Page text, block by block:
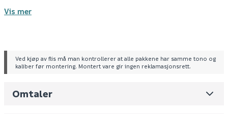
Flisheller selges per stykk, ikke per m².
dokument.
Spesifikasjoner
Gulvflis
Frostsikker
Vis mer
Ved kjøp av flis må man kontrollerer at alle pakkene har samme tono og
kaliber før montering. Montert vare gir ingen reklamasjonsrett.
Omtaler
Nobb No 0